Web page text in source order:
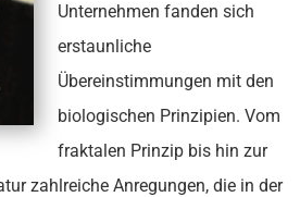
Unternehmen fanden sich
erstaunliche
Übereinstimmungen mit den
biologischen Prinzipien. Vom
fraktalen Prinzip bis hin zur
zahlreiche Anregungen, die in der